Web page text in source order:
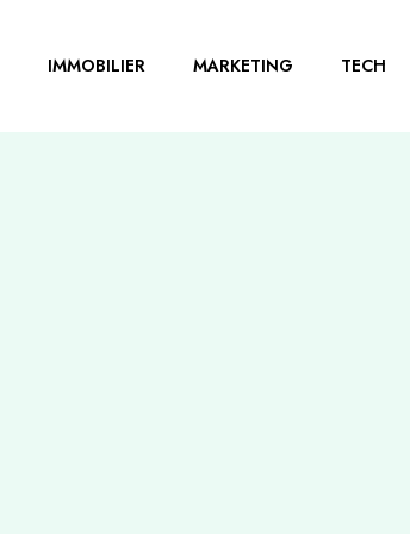
IMMOBILIER MARKETING TECH